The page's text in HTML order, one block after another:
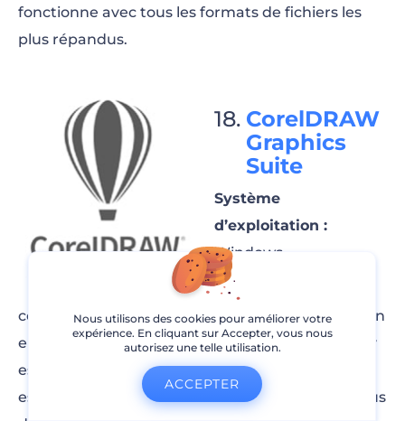
fonctionne avec tous les formats de fichiers les
plus répandus.
CorelDRAW
Graphics
Suite
Système
d’exploitation :
Windows
Vous souhaitez
combiner une interface utilisateur simple avec un
ensemble d’outils de haut niveau ? CorelDRAW y
est parvenu ! Ce puissant éditeur de graphismes
est doté de modèles prédéfinis, de cadres, de plus
Nous utilisons des cookies pour améliorer votre
expérience. En cliquant sur Accepter, vous nous
autorisez une telle utilisation.
ACCEPTER